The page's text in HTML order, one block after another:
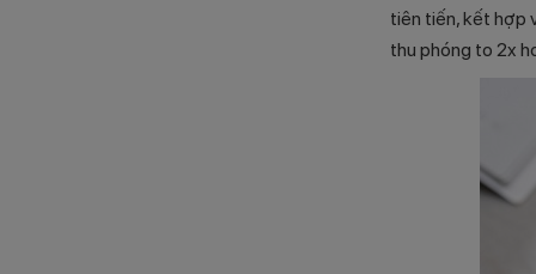
tiên tiến, kết hợp
thu phóng to 2x